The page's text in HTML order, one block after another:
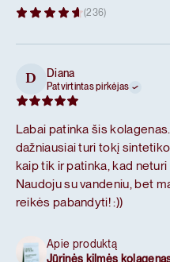
100% laukinių žuvų
(236)
D Diana
Patvirtintas pirkėjas
Labai patinka šis
dažniausiai turi tokį
kaip tik ir patinka, kad
Naudoju su vandeniu, bet
reikės pabandyti! :))
Apie produktą
Jūrinės kilmės